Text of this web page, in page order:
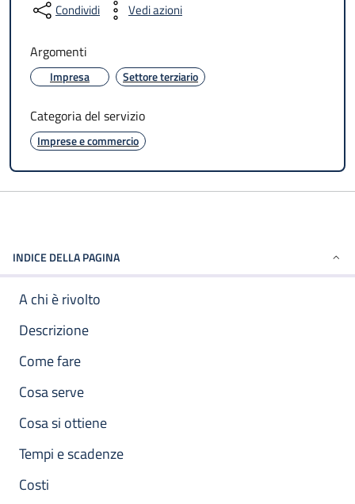
Condividi Vedi azioni
Argomenti
Impresa Settore terziario
Categoria del servizio
Imprese e commercio
INDICE DELLA PAGINA
A chi è rivolto
Descrizione
Come fare
Cosa serve
Cosa si ottiene
Tempi e scadenze
Costi